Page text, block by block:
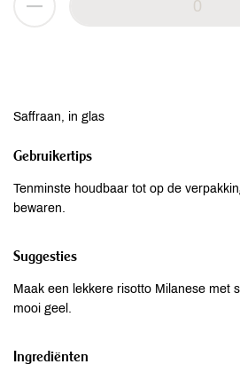
Saffraan, in glas
Gebruikertips
Tenminste houdbaar tot op de
bewaren.
Suggesties
Maak een lekkere risotto Milanese met
mooi geel.
Ingrediënten